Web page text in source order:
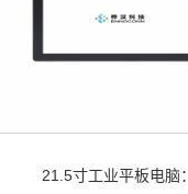
21.5寸工业平板电脑：